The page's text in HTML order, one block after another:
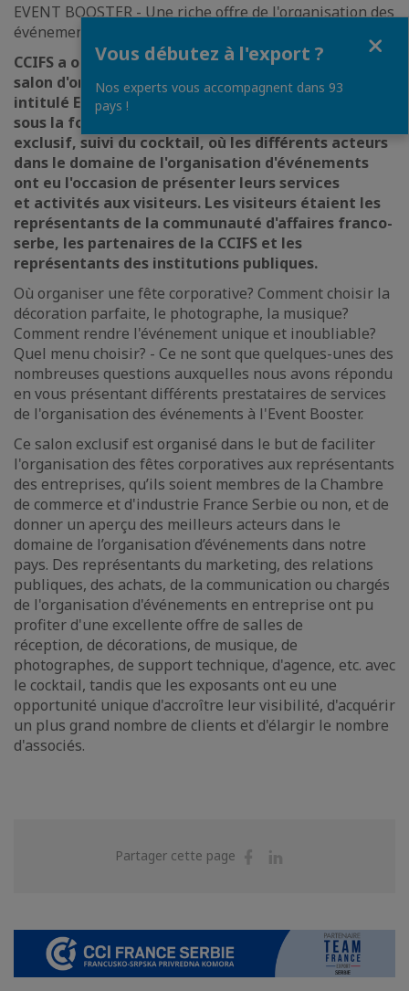
EVENT BOOSTER - Une riche offre de l'organisation des
événements sur une place
CCIFS a organisé le 13 juin dernier le tout premier
salon d'organisation d'événements en Serbie,
intitulé EVENT BOOSTER . C'était un événement
sous la forme d'un événement de networking
exclusif, suivi du cocktail, où les différents acteurs
dans le domaine de l'organisation d'événements
ont eu l'occasion de présenter leurs services
et activités aux visiteurs. Les visiteurs étaient les
représentants de la communauté d'affaires franco-
serbe, les partenaires de la CCIFS et les
représentants des institutions publiques.
Où organiser une fête corporative? Comment choisir la
décoration parfaite, le photographe, la musique?
Comment rendre l'événement unique et inoubliable?
Quel menu choisir? - Ce ne sont que quelques-unes des
nombreuses questions auxquelles nous avons répondu
en vous présentant différents prestataires de services
de l'organisation des événements à l'Event Booster.
Ce salon exclusif est organisé dans le but de faciliter
l'organisation des fêtes corporatives aux représentants
des entreprises, qu’ils soient membres de la Chambre
de commerce et d'industrie France Serbie ou non, et de
donner un aperçu des meilleurs acteurs dans le
domaine de l’organisation d’événements dans notre
pays. Des représentants du marketing, des relations
publiques, des achats, de la communication ou chargés
de l'organisation d'événements en entreprise ont pu
profiter d'une excellente offre de salles de
réception, de décorations, de musique, de
photographes, de support technique, d'agence, etc. avec
le cocktail, tandis que les exposants ont eu une
opportunité unique d'accroître leur visibilité, d'acquérir
un plus grand nombre de clients et d'élargir le nombre
d'associés.
Partager cette page
Partager
Vous débutez à l'export ?
Nos experts vous accompagnent dans 93
pays !